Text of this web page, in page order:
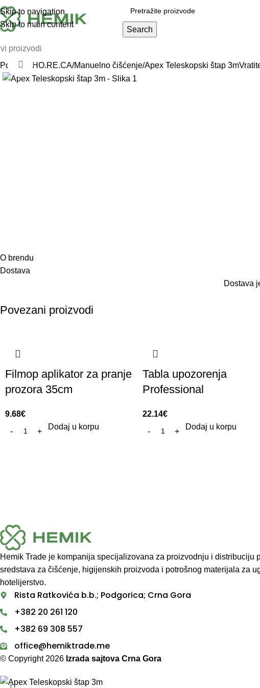
Skip to navigation
Skip to main content
Search
proizvodi
Početna
HO.RE.CA Manuelno čišćenje Apex Teleskopski štap 3m
Click to enlarge
O brendu
Dostava
Dostava
Povezani proizvodi
Filmop aplikator za pranje
prozora 35cm
9.68€
Dodaj u korpu
Tabla upozorenja
Professional
22.14€
Dodaj u korpu
Hemik Trade je kompanija specijalizovana za proizvodnju i distribuciju
sredstava za čišćenje, higijenskih proizvoda i potrošnog materijala za
hotelijerstvo.
Rista Ratkovića b.b.; Podgorica; Crna Gora
+382 20 261 120
+382 69 308 557
office@hemiktrade.me
© Copyright 2026 Izrada sajtova Crna Gora